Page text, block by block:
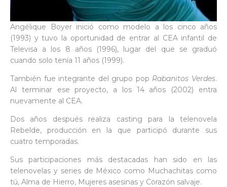
Angélique Boyer inició como modelo a los cinco años
(1993) y tuvo la oportunidad de entrar al CEA infantil de
Televisa a los 8 años (1996), lugar del que se graduó
cuando solo tenía 11 años (1999).
También fue integrante del grupo pop Rabanitos Verdes.
Al terminar ese proyecto, a los 14 años (2002) entra
nuevamente al CEA.
Dos años después realiza casting para la telenovela
Rebelde, producción en la que participó durante sus
cuatro temporadas.
Sus participaciones más destacadas han sido en las
telenovelas y series de México como Muchachitas como
tú, Alma de Hierro, Mujeres asesinas y Corazón salvaje.